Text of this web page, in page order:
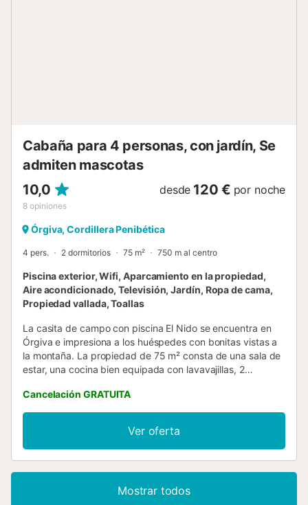
Cabaña para 4 personas, con jardín, Se
admiten mascotas
10,0
8 opiniones
desde 120 € por noche
Órgiva, Cordillera Penibética
4 pers. 2 dormitorios 75 m² 750 m al centro
Piscina exterior, Wifi, Aparcamiento en la propiedad,
Aire acondicionado, Televisión, Jardín, Ropa de cama,
Propiedad vallada, Toallas
La casita de campo con piscina El Nido se encuentra en
Órgiva e impresiona a los huéspedes con bonitas vistas a
la montaña. La propiedad de 75 m² consta de una sala de
estar, una cocina bien equipada con lavavajillas, 2
personas. Los servicios adicionales incluyen Wi-Fi de alta
velocidad (apto para videollamadas), aire acondicionado
en el dormitorio principal, calefacción en todas las
habitaciones, lavadora y televisión. También hay
disponible una cuna. Su zona exterior privada incluye una
propiedad y hay aparcamiento gratuito disponible en la
Cancelación GRATUITA
Ver oferta
Mostrar todos